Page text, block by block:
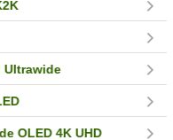
Ultrawide
OLED 4K UHD